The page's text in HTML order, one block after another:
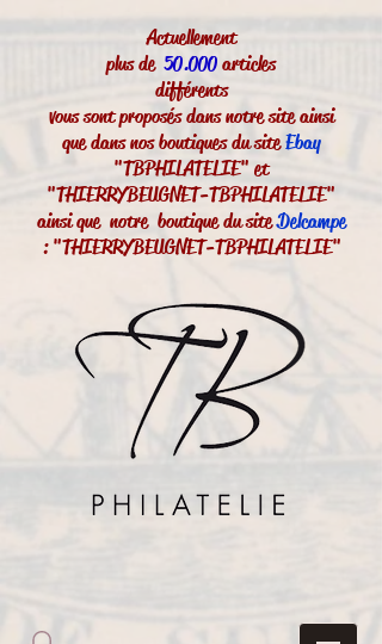
Actuellement
plus de50.000articles
différents
vous sont proposés dans notre site ainsi
que dans nos boutiques du siteEbay
"TBPHILATELIE" et
"THIERRYBEUGNET-TBPHILATELIE"
ainsi que notre boutique du siteDelcampe
: "THIERRYBEUGNET-TBPHILATELIE"